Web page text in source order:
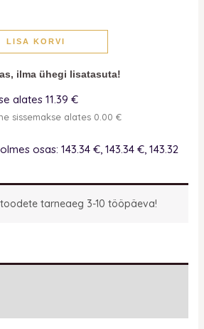
LISA KORVI
ilma ühegi lisatasuta!
alates 11.39 €
sissemakse alates 0.00 €
osas: 143.34 €, 143.34 €, 143.32
tarneaeg 3-10 tööpäeva!